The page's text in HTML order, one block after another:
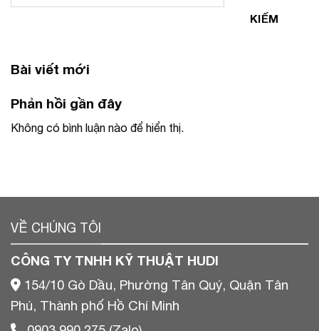
KIẾM
Bài viết mới
Phản hồi gần đây
Không có bình luận nào để hiển thị.
VỀ CHÚNG TÔI
CÔNG TY TNHH KỸ THUẬT HUDI
154/10 Gò Dầu, Phường Tân Quý, Quận Tân
Phú, Thành phố Hồ Chí Minh